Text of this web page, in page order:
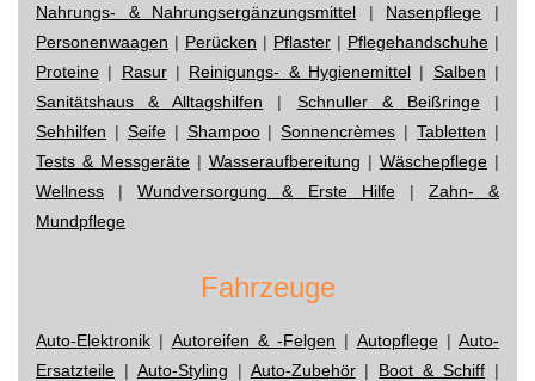
Nahrungs- & Nahrungsergänzungsmittel | Nasenpflege |
Personenwaagen | Perücken | Pflaster | Pflegehandschuhe |
Proteine | Rasur| Reinigungs- & Hygienemittel | Salben |
Sanitätshaus & Alltagshilfen | Schnuller & Beißringe|
Sehhilfen | Seife| Shampoo|Sonnencrèmes |Tabletten |
Tests & Messgeräte | Wasseraufbereitung | Wäschepflege |
Wellness |Wundversorgung & Erste Hilfe| Zahn- &
Mundpflege
Fahrzeuge
Auto-Elektronik | Autoreifen & -Felgen | Autopflege| Auto-
Ersatzteile | Auto-Styling | Auto-Zubehör| Boot & Schiff |